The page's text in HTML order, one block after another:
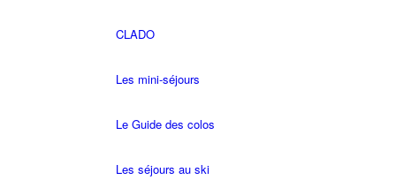
CLADO
Les mini-séjours
Le Guide des colos
Les séjours au ski